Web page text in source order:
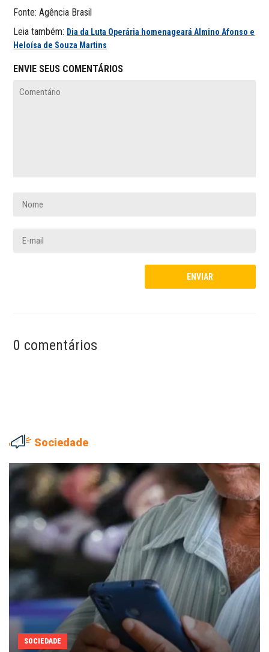
Fonte: Agência Brasil
Leia também: Dia da Luta Operária homenageará Almino Afonso e
Heloísa de Souza Martins
ENVIE SEUS COMENTÁRIOS
0 comentários
Sociedade
SOCIEDADE